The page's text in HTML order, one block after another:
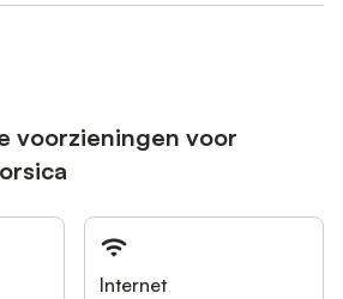
voorzieningen voor
Internet